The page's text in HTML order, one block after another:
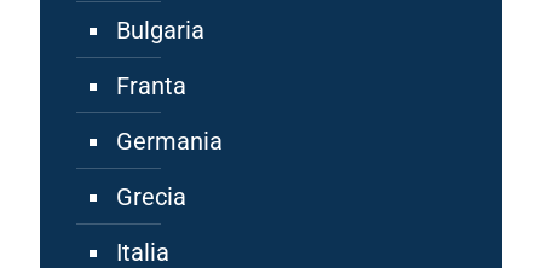
Bulgaria
Franta
Germania
Grecia
Italia